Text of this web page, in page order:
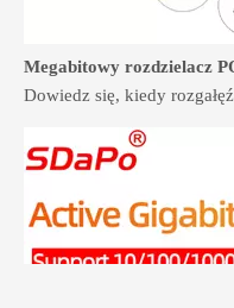
Dowiedz się, kiedy